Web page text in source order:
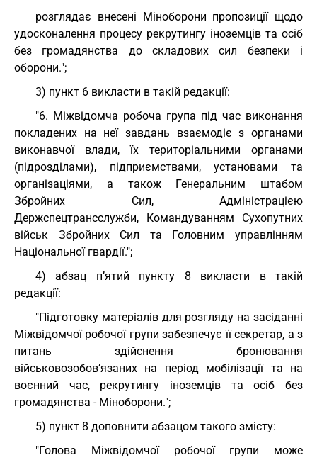
розглядає внесені Міноборони пропозиції щодо
удосконалення процесу рекрутингу іноземців та осіб
без громадянства до складових сил безпеки і
оборони.";
3) пункт 6 викласти в такій редакції:
"6. Міжвідомча робоча група під час виконання
покладених на неї завдань взаємодіє з органами
виконавчої влади, їх територіальними органами
(підрозділами), підприємствами, установами та
організаціями, а також Генеральним штабом
Збройних Сил, Адміністрацією
Держспецтрансслужби, Командуванням Сухопутних
військ Збройних Сил та Головним управлінням
Національної гвардії.";
4) абзац п’ятий пункту 8 викласти в такій
редакції:
"Підготовку матеріалів для розгляду на засіданні
Міжвідомчої робочої групи забезпечує її секретар, а з
питань здійснення бронювання
військовозобов’язаних на період мобілізації та на
воєнний час, рекрутингу іноземців та осіб без
громадянства - Міноборони.";
5) пункт 8 доповнити абзацом такого змісту:
"Голова Міжвідомчої робочої групи може